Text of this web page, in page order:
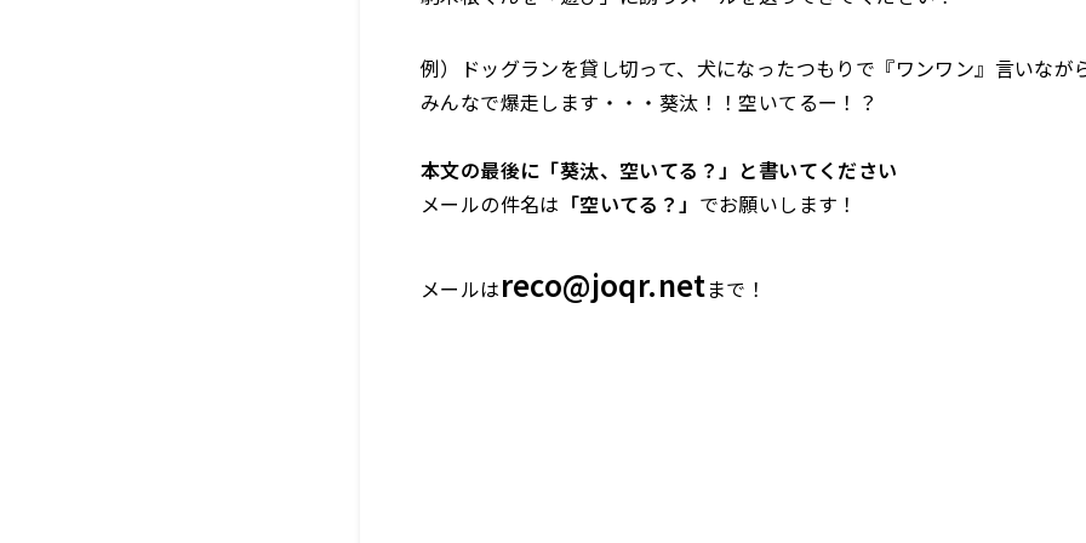
例）ドッグランを貸し切って、犬になったつもりで『ワンワン』言いなが
みんなで爆走します・・・葵汰！！空いてるー！？
本文の最後に「葵汰、空いてる？」と書いてください
メールの件名は 「空いてる？」 でお願いします！
メールはreco@joqr.netまで！